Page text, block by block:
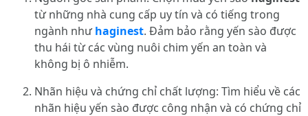
từ những nhà cung cấp uy tín và có tiếng trong
ngành nhưhaginest. Đảm bảo rằng yến sào được
thu hái từ các vùng nuôi chim yến an toàn và
không bị ô nhiễm.
Nhãn hiệu và chứng chỉ chất lượng: Tìm hiểu về các
nhãn hiệu yến sào được công nhận và có chứng chỉ